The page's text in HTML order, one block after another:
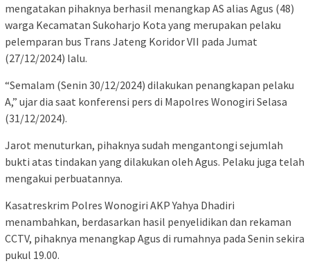
mengatakan pihaknya berhasil menangkap AS alias Agus (48)
warga Kecamatan Sukoharjo Kota yang merupakan pelaku
pelemparan bus Trans Jateng Koridor VII pada Jumat
(27/12/2024) lalu.
“Semalam (Senin 30/12/2024) dilakukan penangkapan pelaku
A,” ujar dia saat konferensi pers di Mapolres Wonogiri Selasa
(31/12/2024).
Jarot menuturkan, pihaknya sudah mengantongi sejumlah
bukti atas tindakan yang dilakukan oleh Agus. Pelaku juga telah
mengakui perbuatannya.
Kasatreskrim Polres Wonogiri AKP Yahya Dhadiri
menambahkan, berdasarkan hasil penyelidikan dan rekaman
CCTV, pihaknya menangkap Agus di rumahnya pada Senin sekira
pukul 19.00.